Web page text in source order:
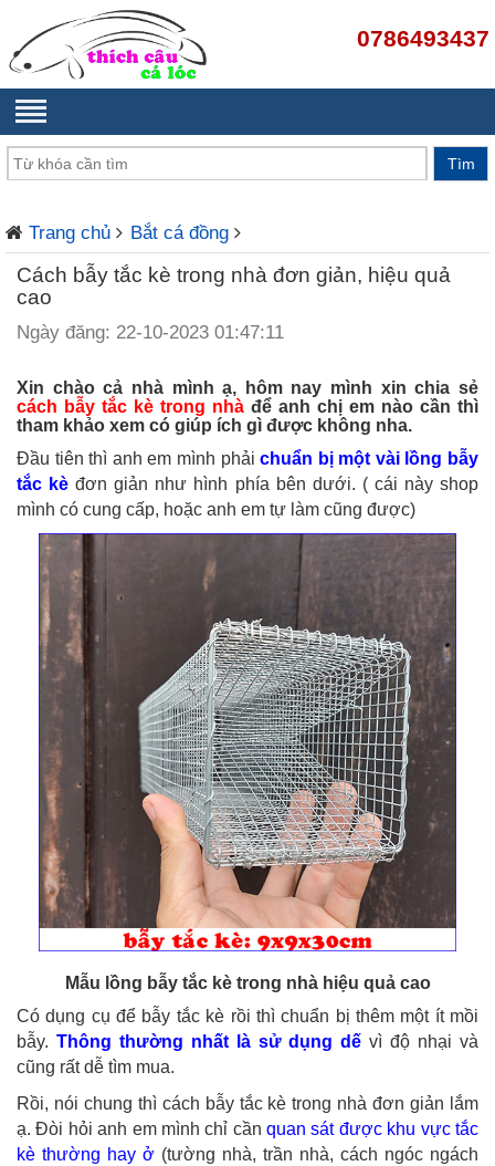
0786493437
Trang chủ Bắt cá đồng
Cách bẫy tắc kè trong nhà đơn giản, hiệu quả
cao
Ngày đăng: 22-10-2023 01:47:11
Xin chào cả nhà mình ạ, hôm nay mình xin chia sẻ
cách bẫy tắc kè trong nhà để anh chị em nào cần thì
tham khảo xem có giúp ích gì được không nha.
Đầu tiên thì anh em mình phảichuẩn bị một vài lồng bẫy
tắc kè đơn giản như hình phía bên dưới. ( cái này shop
mình có cung cấp, hoặc anh em tự làm cũng được)
Mẫu lồng bẫy tắc kè trong nhà hiệu quả cao
Có dụng cụ để bẫy tắc kè rồi thì chuẩn bị thêm một ít mồi
bẫy. Thông thường nhất là sử dụng dế vì độ nhại và
cũng rất dễ tìm mua.
Rồi, nói chung thì cách bẫy tắc kè trong nhà đơn giản lắm
ạ. Đòi hỏi anh em mình chỉ cầnquan sát được khu vực tắc
kè thường hay ở (tường nhà, trần nhà, cách ngóc ngách